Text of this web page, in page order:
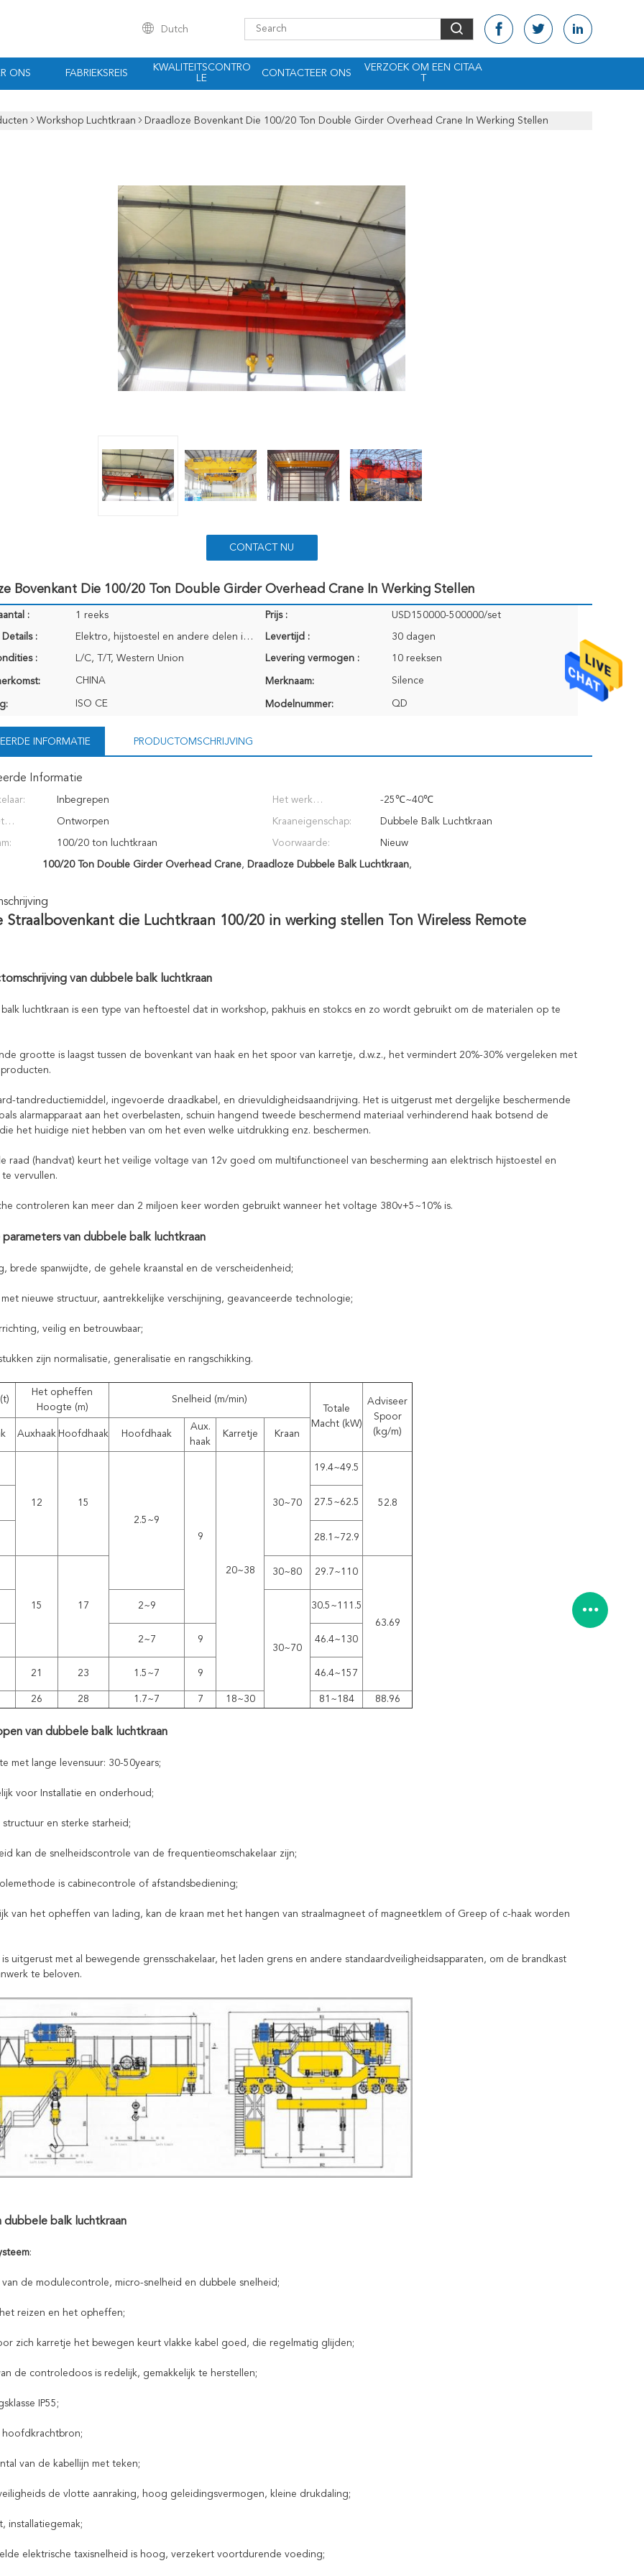
Dutch
ONS FABRIEKSREIS
KWALITEITSCONTRO
LE
CONTACTEER ONS
VERZOEK OM EEN CITAA
Workshop Luchtkraan Draadloze Bovenkant Die 100/20 Ton Double Girder Overhead Crane In Werking Stellen
CONTACT NU
Bovenkant Die 100/20 Ton Double Girder Overhead Crane In Werking Stellen
: 1 reeks Prijs : USD150000-500000/set
: Elektro, hijstoestel en andere delen ingepakt door hoogte - het krat van het kwaliteitstriplex; Stra Levertijd : 30 dagen
: L/C, T/T, Western Union Levering vermogen : 10 reeksen
CHINA Merknaam: Silence
ISO CE Modelnummer: QD
INFORMATIE PRODUCTOMSCHRIJVING
Informatie
Inbegrepen Het werk
temperatuur:
-25℃~40℃
Ontworpen Kraaneigenschap: Dubbele Balk Luchtkraan
100/20 ton luchtkraan Voorwaarde: Nieuw
100/20 Ton Double Girder Overhead Crane, Draadloze Dubbele Balk Luchtkraan,
Straalbovenkant die Luchtkraan 100/20 in werking stellen Ton Wireless Remote
van dubbele balk luchtkraan
luchtkraan is een type van heftoestel dat in workshop, pakhuis en stokcs en zo wordt gebruikt om de materialen op te
grootte is laagst tussen de bovenkant van haak en het spoor van karretje, d.w.z., het vermindert 20%-30% vergeleken met
tandreductiemiddel, ingevoerde draadkabel, en drievuldigheidsaandrijving. Het is uitgerust met dergelijke beschermende
alarmapparaat aan het overbelasten, schuin hangend tweede beschermend materiaal verhinderend haak botsend de
het huidige niet hebben van om het even welke uitdrukking enz. beschermen.
raad (handvat) keurt het veilige voltage van 12v goed om multifunctioneel van bescherming aan elektrisch hijstoestel en
vervullen.
controleren kan meer dan 2 miljoen keer worden gebruikt wanneer het voltage 380v+5~10% is.
parametersvan dubbele balk luchtkraan
brede spanwijdte, de gehele kraanstal en de verscheidenheid;
met nieuwe structuur, aantrekkelijke verschijning, geavanceerde technologie;
veilig en betrouwbaar;
zijn normalisatie, generalisatie en rangschikking.
Het opheffen
Hoogte (m)
Snelheid (m/min)
Totale
Macht (kW)
Adviseer
Spoor
(kg/m)
Auxhaak Hoofdhaak Hoofdhaak
Aux.
haak
Karretje Kraan
12
15
2.5~9
9
20~38
30~70
19.4~49.5
52.8
27.5~62.5
28.1~72.9
15 17
30~80 29.7~110
63.69
2~9
30~70
30.5~111.5
2~7 9 46.4~130
21 23 1.5~7 9 46.4~157
26 28 1.7~7 7 18~30 81~184 88.96
van dubbele balk luchtkraan
met lange levensuur: 30-50years;
voor Installatie en onderhoud;
structuur en sterke starheid;
kan de snelheidscontrole van de frequentieomschakelaar zijn;
is cabinecontrole of afstandsbediening;
van het opheffen van lading, kan de kraan met het hangen van straalmagneet of magneetklem of Greep of c-haak worden
is uitgerust met al bewegende grensschakelaar, het laden grens en andere standaardveiligheidsapparaten, om de brandkast
te beloven.
dubbele balk luchtkraan
:
van de modulecontrole, micro-snelheid en dubbele snelheid;
reizen en het opheffen;
zich karretje het bewegen keurt vlakke kabel goed, die regelmatig glijden;
de controledoos is redelijk, gemakkelijk te herstellen;
IP55;
hoofdkrachtbron;
van de kabellijn met teken;
de vlotte aanraking, hoog geleidingsvermogen, kleine drukdaling;
installatiegemak;
elektrische taxisnelheid is hoog, verzekert voortdurende voeding;